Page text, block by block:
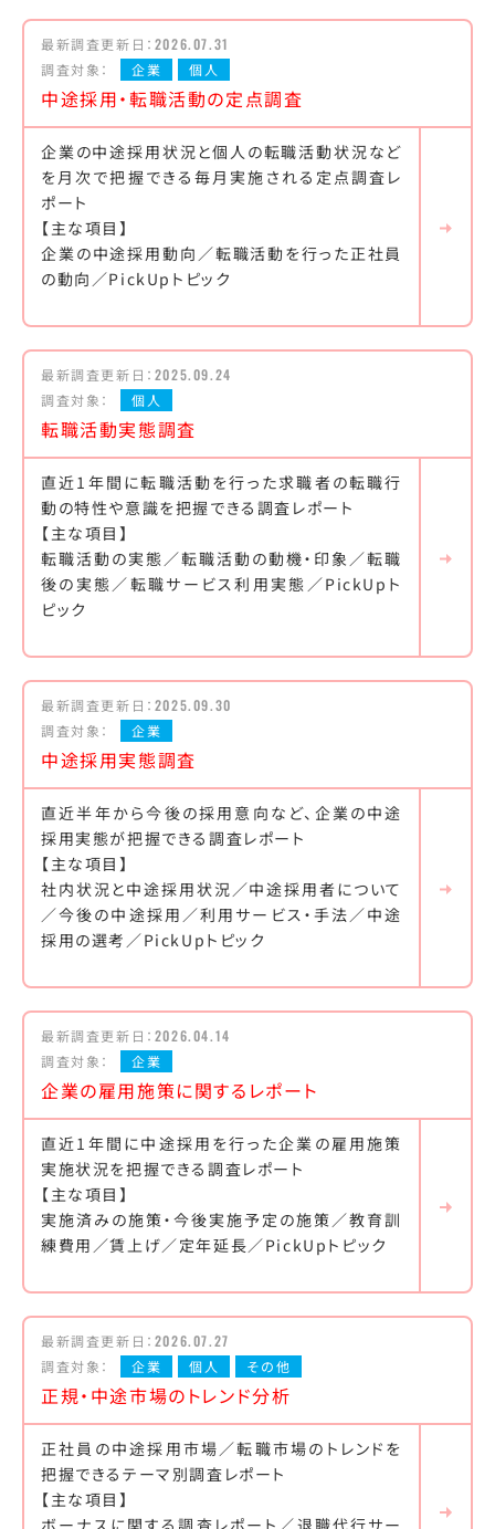
最新調査更新日： 2026.07.31
調査対象：
企業 個人
中途採用・転職活動の定点調査
企業の中途採用状況と個人の転職活動状況など
を月次で把握できる毎月実施される定点調査レ
ポート
【主な項目】
企業の中途採用動向／転職活動を行った正社員
の動向／PickUpトピック
最新調査更新日： 2025.09.24
調査対象：
個人
転職活動実態調査
直近1年間に転職活動を行った求職者の転職行
動の特性や意識を把握できる調査レポート
【主な項目】
転職活動の実態／転職活動の動機・印象／転職
後の実態／転職サービス利用実態／PickUpト
ピック
最新調査更新日： 2025.09.30
調査対象：
企業
中途採用実態調査
直近半年から今後の採用意向など、企業の中途
採用実態が把握できる調査レポート
【主な項目】
社内状況と中途採用状況／中途採用者について
／今後の中途採用／利用サービス・手法／中途
採用の選考／PickUpトピック
最新調査更新日： 2026.04.14
調査対象：
企業
企業の雇用施策に関するレポート
直近1年間に中途採用を行った企業の雇用施策
実施状況を把握できる調査レポート
【主な項目】
実施済みの施策・今後実施予定の施策／教育訓
練費用／賃上げ／定年延長／PickUpトピック
最新調査更新日： 2026.07.27
調査対象：
企業 個人 その他
正規・中途市場のトレンド分析
正社員の中途採用市場／転職市場のトレンドを
把握できるテーマ別調査レポート
【主な項目】
ボーナスに関する調査レポート／退職代行サー